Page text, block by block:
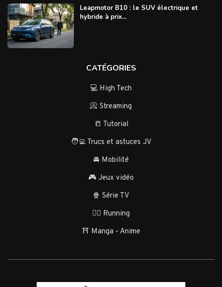
Leapmotor B10 : le SUV électrique et
hybride à prix...
CATÉGORIES
💻 High Tech
📀 Streaming
📒 Tutorial
🧑‍💻 Trucs et astuces JV
🚘 Mobilité
🎮 Jeux vidéo
🍿 Série TV
🏃‍♂️ Running
⛩️ Manga - Anime